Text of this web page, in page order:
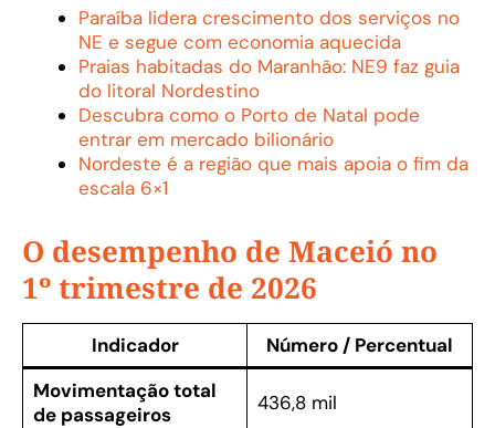
Paraíba lidera crescimento dos serviços no
NE e segue com economia aquecida
Praias habitadas do Maranhão: NE9 faz guia
do litoral Nordestino
Descubra como o Porto de Natal pode
entrar em mercado bilionário
Nordeste é a região que mais apoia o fim da
escala 6×1
O desempenho de Maceió no
1º trimestre de 2026
Indicador
Número / Percentual
Movimentação total
de passageiros
436,8 mil